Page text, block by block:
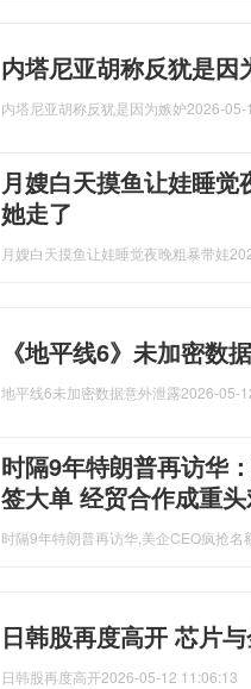
内塔尼亚胡称反犹是因
内塔尼亚胡称反犹是因为嫉妒2026-05-
月嫂白天摸鱼让娃睡
她走了
月嫂白天摸鱼让娃睡觉夜晚粗暴带娃
《地平线6》未加密数
地平线6未加密数据意外泄露2026-05-
时隔9年特朗普再访华
签大单 经贸合作成重
时隔9年特朗普再访华,美企CEO疯抢名
日韩股再度高开 芯片
日韩股再度高开2026-05-12 11:06:13